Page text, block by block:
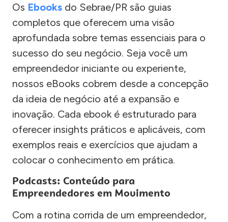
Os Ebooks do Sebrae/PR são guias
completos que oferecem uma visão
aprofundada sobre temas essenciais para o
sucesso do seu negócio. Seja você um
empreendedor iniciante ou experiente,
nossos eBooks cobrem desde a concepção
da ideia de negócio até a expansão e
inovação. Cada ebook é estruturado para
oferecer insights práticos e aplicáveis, com
exemplos reais e exercícios que ajudam a
colocar o conhecimento em prática.
Podcasts: Conteúdo para
Empreendedores em Movimento
Com a rotina corrida de um empreendedor,